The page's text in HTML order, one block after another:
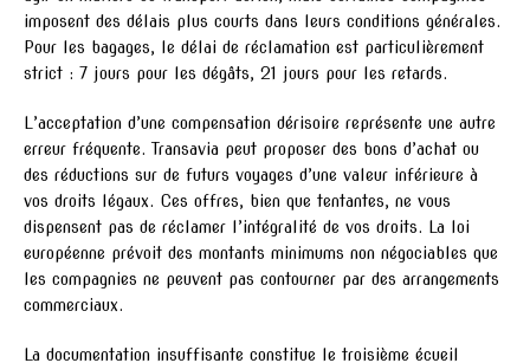
imposent des délais plus courts dans leurs conditions générales.
Pour les bagages, le délai de réclamation est particulièrement
strict : 7 jours pour les dégâts, 21 jours pour les retards.
L’acceptation d’une compensation dérisoire représente une autre
erreur fréquente. Transavia peut proposer des bons d’achat ou
des réductions sur de futurs voyages d’une valeur inférieure à
vos droits légaux. Ces offres, bien que tentantes, ne vous
dispensent pas de réclamer l’intégralité de vos droits. La loi
européenne prévoit des montants minimums non négociables que
les compagnies ne peuvent pas contourner par des arrangements
commerciaux.
La documentation insuffisante constitue le troisième écueil